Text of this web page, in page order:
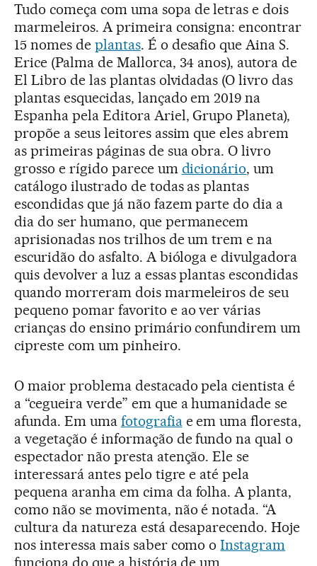
Tudo começa com uma sopa de letras e dois
marmeleiros. A primeira consigna: encontrar
15 nomes de plantas. É o desafio que Aina S.
Erice (Palma de Mallorca, 34 anos), autora de
El Libro de las plantas olvidadas (O livro das
plantas esquecidas, lançado em 2019 na
Espanha pela Editora Ariel, Grupo Planeta),
propõe a seus leitores assim que eles abrem
as primeiras páginas de sua obra. O livro
grosso e rígido parece um dicionário, um
catálogo ilustrado de todas as plantas
escondidas que já não fazem parte do dia a
dia do ser humano, que permanecem
aprisionadas nos trilhos de um trem e na
escuridão do asfalto. A bióloga e divulgadora
quis devolver a luz a essas plantas escondidas
quando morreram dois marmeleiros de seu
pequeno pomar favorito e ao ver várias
crianças do ensino primário confundirem um
cipreste com um pinheiro.
O maior problema destacado pela cientista é
a “cegueira verde” em que a humanidade se
afunda. Em uma fotografiae em uma floresta,
a vegetação é informação de fundo na qual o
espectador não presta atenção. Ele se
interessará antes pelo tigre e até pela
pequena aranha em cima da folha. A planta,
como não se movimenta, não é notada. “A
cultura da natureza está desaparecendo. Hoje
nos interessa mais saber como oInstagram